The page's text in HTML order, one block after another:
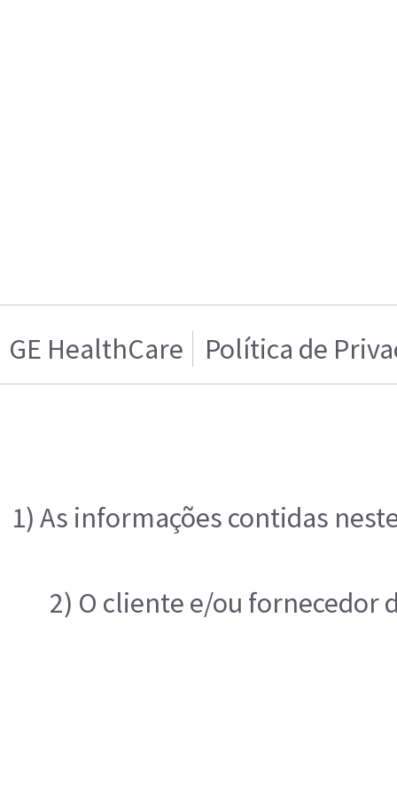
GE HealthCare Política de
1) As informações contidas
2) O cliente e/ou fornecedor